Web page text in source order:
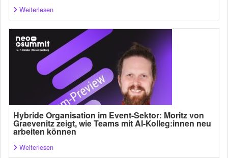
Weiterlesen
Hybride Organisation im Event-Sektor: Moritz von
Graevenitz zeigt, wie Teams mit AI-Kolleg:innen neu
arbeiten können
Weiterlesen